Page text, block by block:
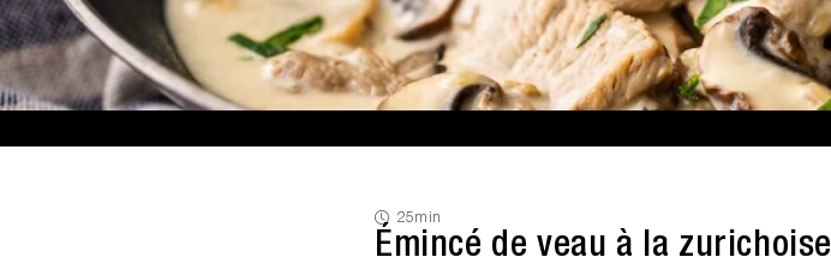
25min
Émincé de veau à la zurichoise